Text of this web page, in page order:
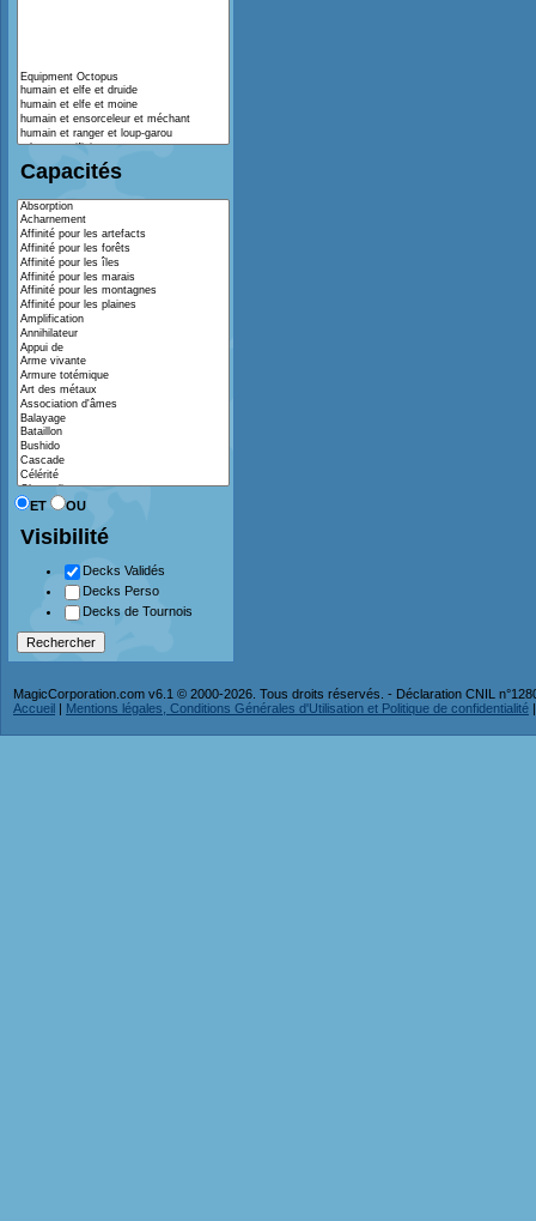
Capacités
ET OU
Visibilité
Decks Validés
Decks Perso
Decks de Tournois
MagicCorporation.com v6.1 © 2000-2026. Tous droits réservés. - Déclaration CNIL
Accueil | Mentions légales, Conditions Générales d'Utilisation et Politique de confidentialité